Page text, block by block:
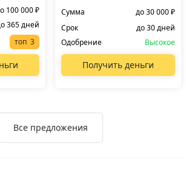
100 000 ₽
365 дней
топ
Сумма
до 30 000 ₽
Срок
до 30 дней
Одобрение
Высокое
Получить деньги
Все предложения